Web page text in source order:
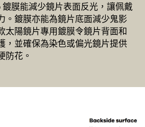
膜能減少鏡片表面反光，讓佩戴
。鍍膜亦能為鏡片底面減少鬼影
太陽鏡片專用鍍膜令鏡片背面和
，並確保為染色或偏光鏡片提供
防花。